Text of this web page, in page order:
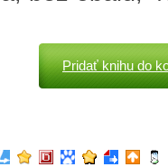
Pridať knihu do